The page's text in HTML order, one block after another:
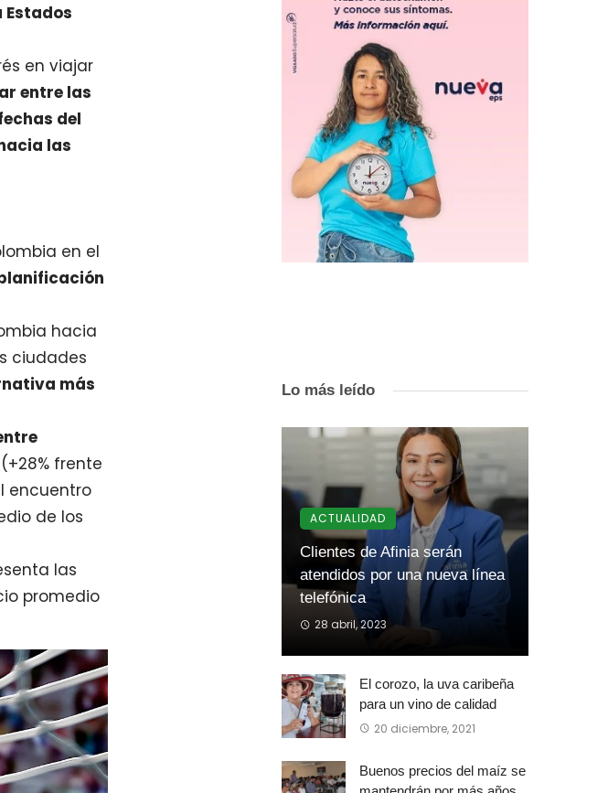
Estados
en viajar
entre las
del
las
en el
hacia
ciudades
más
(+28% frente
encuentro
de los
las
promedio
Lo más leído
ACTUALIDAD
Clientes de Afinia serán
atendidos por una nueva línea
telefónica
28 abril, 2023
El corozo, la uva caribeña
para un vino de calidad
20 diciembre, 2021
Buenos precios del maíz se